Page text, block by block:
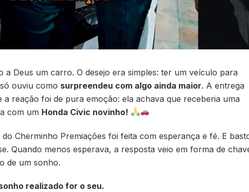
a Deus um carro. O desejo era simples: ter um veículo para
ouviu como surpreendeu com algo ainda maior. A entrega
reação foi de pura emoção: ela achava que receberia uma
com um Honda Civic novinho!
Cherminho Premiações foi feita com esperança e fé. E
Quando menos esperava, a resposta veio em forma de
de um sonho.
realizado for o seu.